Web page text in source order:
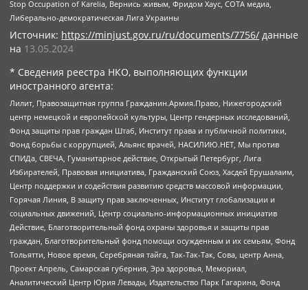
Stop Occupation of Karelia, Вернись живым, Фридом Хаус, СОТА медиа,
Либерально-демократическая Лига Украины
Источник: https://minjust.gov.ru/ru/documents/7756/ данные
на 13.05.2024
* Сведения реестра НКО, выполняющих функции
иностранного агента:
Лилит, Правозащитная группа Гражданин.Армия.Право, Нижегородский
центр немецкой и европейской культуры, Центр гендерных исследований,
Фонд защиты прав граждан Штаб, Институт права и публичной политики,
Фонд борьбы с коррупцией, Альянс врачей, НАСИЛИЮ.НЕТ, Мы против
СПИДа, СВЕЧА, Гуманитарное действие, Открытый Петербург, Лига
Избирателей, Правовая инициатива, Гражданский Союз, Хасдей Ерушалаим,
Центр поддержки и содействия развитию средств массовой информации,
Горячая Линия, В защиту прав заключенных, Институт глобализации и
социальных движений, Центр социально-информационных инициатив
Действие, Благотворительный фонд охраны здоровья и защиты прав
граждан, Благотворительный фонд помощи осужденным и их семьям, Фонд
Тольятти, Новое время, Серебряная тайга, Так-Так-Так, Сова, центр Анна,
Проект Апрель, Самарская губерния, Эра здоровья, Мемориал,
Аналитический Центр Юрия Левады, Издательство Парк Гагарина, Фонд